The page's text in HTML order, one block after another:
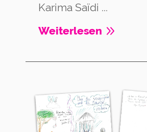
Karima Saïdi ...
Weiterlesen